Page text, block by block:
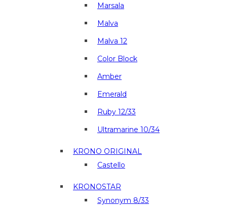
Marsala
Malva
Malva 12
Color Block
Amber
Emerald
Ruby 12/33
Ultramarine 10/34
KRONO ORIGINAL
Castello
KRONOSTAR
Synonym 8/33